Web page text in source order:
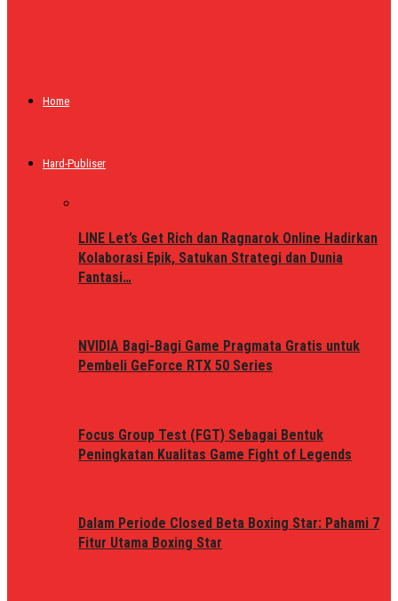
Home
Hard-Publiser
LINE Let’s Get Rich dan Ragnarok Online Hadirkan
Kolaborasi Epik, Satukan Strategi dan Dunia
Fantasi…
NVIDIA Bagi-Bagi Game Pragmata Gratis untuk
Pembeli GeForce RTX 50 Series
Focus Group Test (FGT) Sebagai Bentuk
Peningkatan Kualitas Game Fight of Legends
Dalam Periode Closed Beta Boxing Star: Pahami 7
Fitur Utama Boxing Star